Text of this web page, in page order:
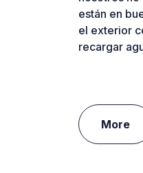
están en
el exterior
recargar
More